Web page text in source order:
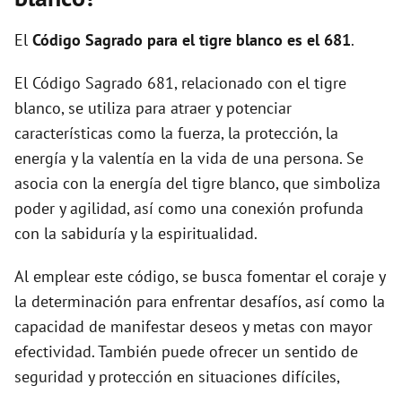
e
o
El Código Sagrado para el tigre blanco es el 681.
El Código Sagrado 681, relacionado con el tigre
blanco, se utiliza para atraer y potenciar
características como la fuerza, la protección, la
energía y la valentía en la vida de una persona. Se
asocia con la energía del tigre blanco, que simboliza
poder y agilidad, así como una conexión profunda
con la sabiduría y la espiritualidad.
Al emplear este código, se busca fomentar el coraje y
la determinación para enfrentar desafíos, así como la
capacidad de manifestar deseos y metas con mayor
efectividad. También puede ofrecer un sentido de
seguridad y protección en situaciones difíciles,